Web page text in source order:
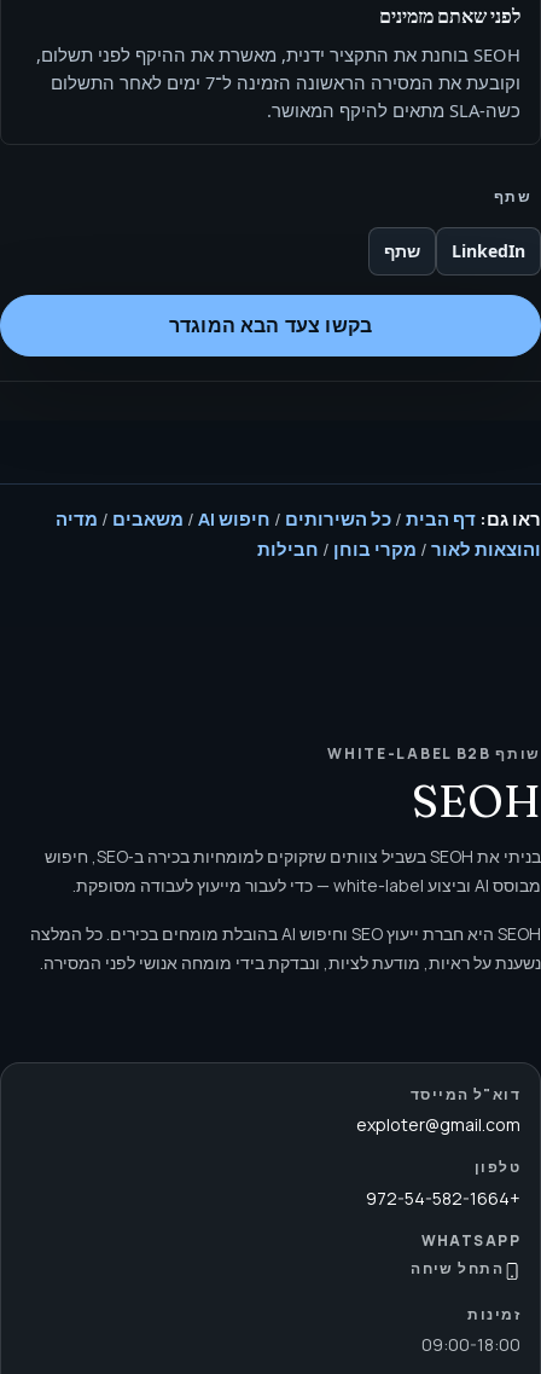
לפני שאתם מזמינים
SEOH בוחנת את התקציר ידנית, מאשרת את ההיקף לפני תשלום,
וקובעת את המסירה הראשונה הזמינה ל־7 ימים לאחר התשלום
כשה-SLA מתאים להיקף המאושר.
שתף
LinkedIn שתף
בקשו צעד הבא המוגדר
ראו גם: דף הבית / כל השירותים / חיפוש AI / משאבים / מדיה
והוצאות לאור / מקרי בוחן / חבילות
שותף WHITE-LABEL B2B
SEOH
בניתי את SEOH בשביל צוותים שזקוקים למומחיות בכירה ב‑SEO, חיפוש
מבוסס AI וביצוע white-label — כדי לעבור מייעוץ לעבודה מסופקת.
SEOH היא חברת ייעוץ SEO וחיפוש AI בהובלת מומחים בכירים. כל המלצה
נשענת על ראיות, מודעת לציות, ונבדקת בידי מומחה אנושי לפני המסירה.
דוא"ל המייסד
exploter@gmail.com
טלפון
+972-54-582-1664
WHATSAPP
התחל שיחה
זמינות
09:00-18:00